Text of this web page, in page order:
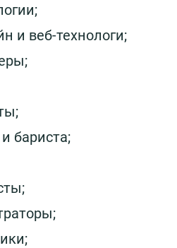
и веб-технологи;
бариста;